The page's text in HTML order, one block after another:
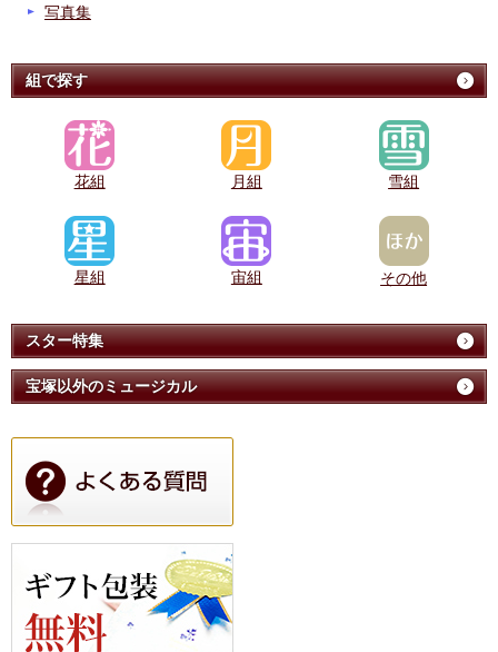
写真集
組で探す
花組 月組 雪組
星組 宙組 その他
スター特集
宝塚以外のミュージカル